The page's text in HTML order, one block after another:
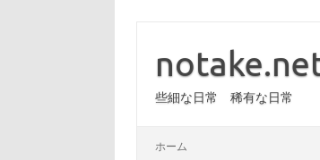
些細な日常 稀有な日常
ホーム